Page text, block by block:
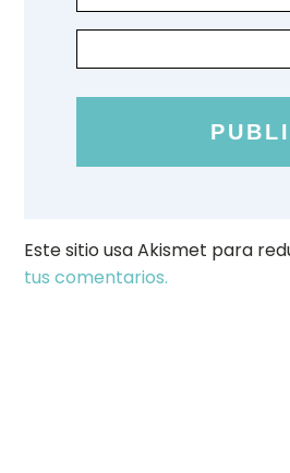
Este sitio usa Akismet para
tus comentarios.